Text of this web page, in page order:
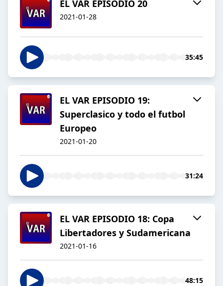
EL VAR EPISODIO 20
2021-01-28
35:45
EL VAR EPISODIO 19:
Superclasico y todo el futbol
Europeo
2021-01-20
31:24
EL VAR EPISODIO 18: Copa
Libertadores y Sudamericana
2021-01-16
48:15